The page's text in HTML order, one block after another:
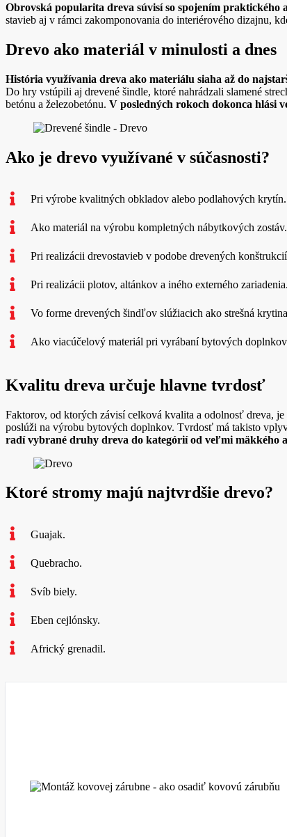
Obrovská popularita dreva súvisí so spojením
stavieb aj v rámci zakomponovania do interiérového dizajnu,
Drevo ako materiál v minulosti a dnes
História využívania dreva ako materiálu siaha až do
Do hry vstúpili aj drevené šindle, ktoré nahrádzali slamené
betónu a železobetónu. V posledných rokoch dokonca hlási
Ako je drevo využívané v súčasnosti?
Pri výrobe kvalitných obkladov alebo podlahových krytín.
Ako materiál na výrobu kompletných nábytkových zostáv.
Pri realizácii drevostavieb v podobe drevených
Pri realizácii plotov, altánkov a iného externého zariadenia.
Vo forme drevených šindľov slúžiacich ako strešná
Ako viacúčelový materiál pri vyrábaní bytových
Kvalitu dreva určuje hlavne tvrdosť
Faktorov, od ktorých závisí celková kvalita a odolnosť dreva,
poslúži na výrobu bytových doplnkov. Tvrdosť má takisto
radí vybrané druhy dreva do kategórií od veľmi mäkkého
Ktoré stromy majú najtvrdšie drevo?
Guajak.
Quebracho.
Svíb biely.
Eben cejlónsky.
Africký grenadil.